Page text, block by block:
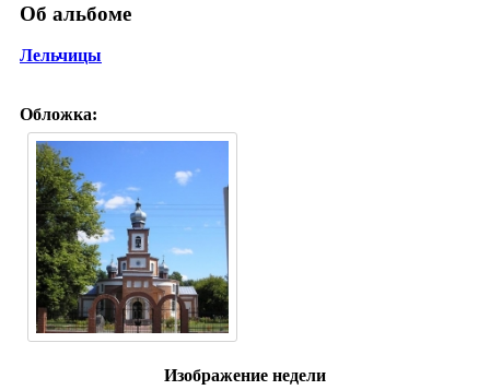
Об альбоме
Лельчицы
Обложка:
Изображение недели